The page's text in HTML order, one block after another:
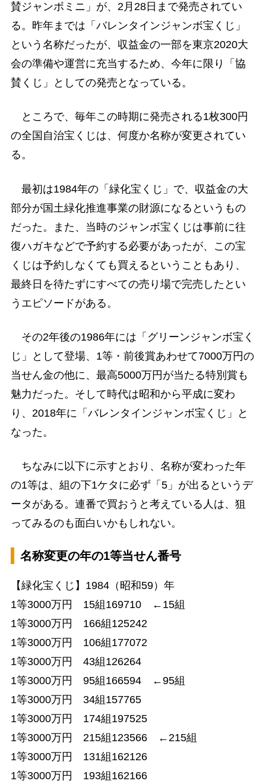
賛ジャンボミニ」が、2月28日まで発売されてい
る。昨年までは「バレンタインジャンボ宝くじ」
という名称だったが、収益金の一部を東京2020大
会の準備や運営に充当するため、今年に限り「協
賛くじ」としての発売となっている。
ところで、毎年この時期に発売される1枚300円
の全国自治宝くじは、何度か名称が変更されてい
る。
最初は1984年の「緑化宝くじ」で、収益金の大
部分が国土緑化推進事業の財源になるというもの
だった。また、当時のジャンボ宝くじは事前に往
復ハガキなどで予約する必要があったが、この宝
くじは予約しなくても買えるということもあり、
最終日を待たずにすべての売り場で完売したとい
うエピソードがある。
その2年後の1986年には「グリーンジャンボ宝く
じ」として登場、1等・前後賞あわせて7000万円の
当せん金の他に、最高5000万円が当たる特別賞も
魅力だった。そして時代は昭和から平成に変わ
り、2018年に「バレンタインジャンボ宝くじ」と
なった。
ちなみに以下に示すとおり、名称が変わった年
の1等は、組の下1ケタに必ず「5」が出るというデ
ータがある。連番で買おうと考えている人は、狙
ってみるのも面白いかもしれない。
名称変更の年の1等当せん番号
【緑化宝くじ】1984（昭和59）年
1等3000万円 15組169710 ←15組
1等3000万円 166組125242
1等3000万円 106組177072
1等3000万円 43組126264
1等3000万円 95組166594 ←95組
1等3000万円 34組157765
1等3000万円 174組197525
1等3000万円 215組123566 ←215組
1等3000万円 131組162126
1等3000万円 193組162166